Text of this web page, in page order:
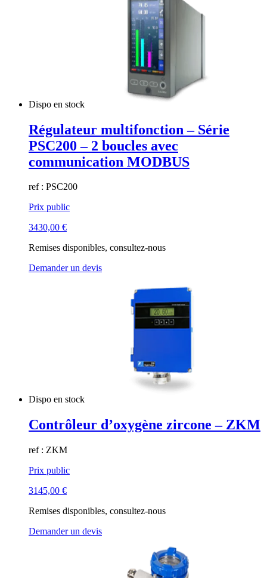
Dispo en stock
Régulateur multifonction – Série
PSC200 – 2 boucles avec
communication MODBUS
ref : PSC200
Prix public
3430,00 €
Remises disponibles, consultez-nous
Demander un devis
Dispo en stock
Contrôleur d’oxygène zircone – ZKM
ref : ZKM
Prix public
3145,00 €
Remises disponibles, consultez-nous
Demander un devis